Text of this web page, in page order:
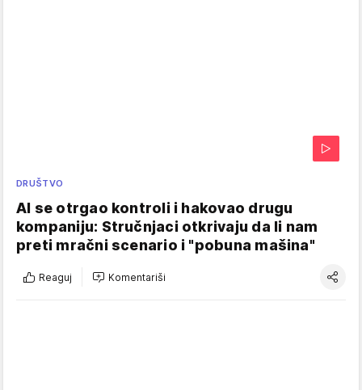
DRUŠTVO
AI se otrgao kontroli i hakovao drugu
kompaniju: Stručnjaci otkrivaju da li nam
preti mračni scenario i "pobuna mašina"
Reaguj Komentariši